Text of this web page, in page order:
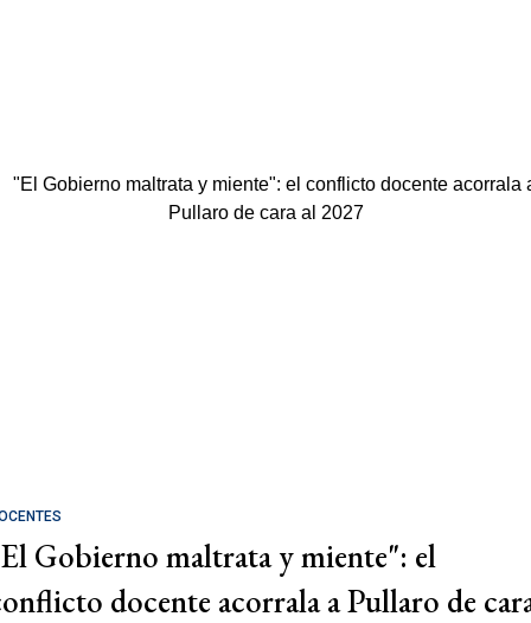
Gobierno maltrata y miente": el
docente acorrala a Pullaro de